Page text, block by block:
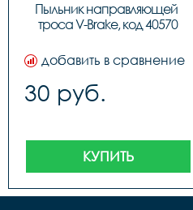
Пыльник направляющей
троса V-Brake, код 40570
добавить в сравнение
30 руб.
КУПИТЬ